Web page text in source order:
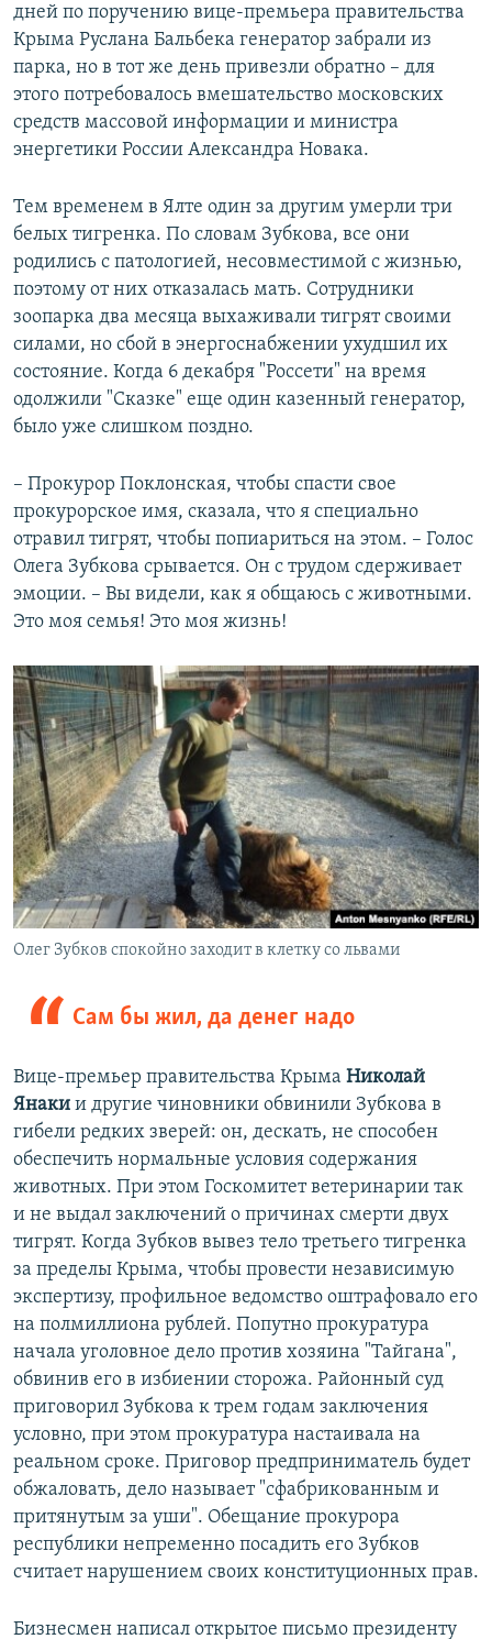
дней по поручению вице-премьера правительства
Крыма Руслана Бальбека генератор забрали из
парка, но в тот же день привезли обратно – для
этого потребовалось вмешательство московских
средств массовой информации и министра
энергетики России Александра Новака.
Тем временем в Ялте один за другим умерли три
белых тигренка. По словам Зубкова, все они
родились с патологией, несовместимой с жизнью,
поэтому от них отказалась мать. Сотрудники
зоопарка два месяца выхаживали тигрят своими
силами, но сбой в энергоснабжении ухудшил их
состояние. Когда 6 декабря "Россети" на время
одолжили "Сказке" еще один казенный генератор,
было уже слишком поздно.
– Прокурор Поклонская, чтобы спасти свое
прокурорское имя, сказала, что я специально
отравил тигрят, чтобы попиариться на этом. – Голос
Олега Зубкова срывается. Он с трудом сдерживает
эмоции. – Вы видели, как я общаюсь с животными.
Это моя семья! Это моя жизнь!
Олег Зубков спокойно заходит в клетку со львами
Сам бы жил, да денег надо
Вице-премьер правительства Крыма Николай
Янаки и другие чиновники обвинили Зубкова в
гибели редких зверей: он, дескать, не способен
обеспечить нормальные условия содержания
животных. При этом Госкомитет ветеринарии так
и не выдал заключений о причинах смерти двух
тигрят. Когда Зубков вывез тело третьего тигренка
за пределы Крыма, чтобы провести независимую
экспертизу, профильное ведомство оштрафовало его
на полмиллиона рублей. Попутно прокуратура
начала уголовное дело против хозяина "Тайгана",
обвинив его в избиении сторожа. Районный суд
приговорил Зубкова к трем годам заключения
условно, при этом прокуратура настаивала на
реальном сроке. Приговор предприниматель будет
обжаловать, дело называет "сфабрикованным и
притянутым за уши". Обещание прокурора
республики непременно посадить его Зубков
считает нарушением своих конституционных прав.
Бизнесмен написал открытое письмо президенту